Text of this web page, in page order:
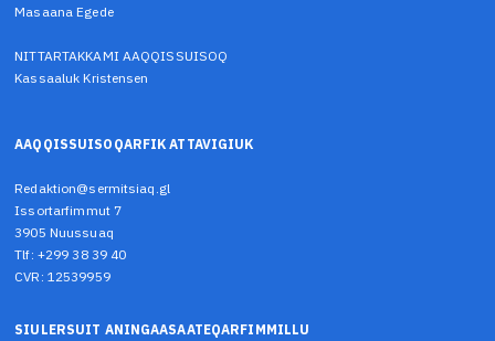
Masaana Egede
NITTARTAKKAMI AAQQISSUISOQ
Kassaaluk Kristensen
AAQQISSUISOQARFIK ATTAVIGIUK
Redaktion@sermitsiaq.gl
Issortarfimmut 7
3905 Nuussuaq
Tlf: +299 38 39 40
CVR: 12539959
SIULERSUIT ANINGAASAATEQARFIMMILLU